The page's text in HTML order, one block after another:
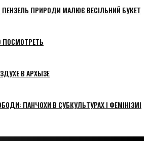
ПЕНЗЕЛЬ ПРИРОДИ МАЛЮЄ ВЕСІЛЬНИЙ БУКЕТ
ПОСМОТРЕТЬ
В АРХЫЗЕ
ПАНЧОХИ В СУБКУЛЬТУРАХ І ФЕМІНІЗМІ